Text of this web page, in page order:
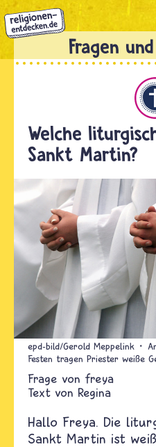
Direkt
zum
Inhalt
Welche
Sankt Martin?
epd-bild/Gerold Meppelink
Festen tragen Priester weiße
freya
Text von Regina
Hallo Freya. Die
Sankt Martin ist